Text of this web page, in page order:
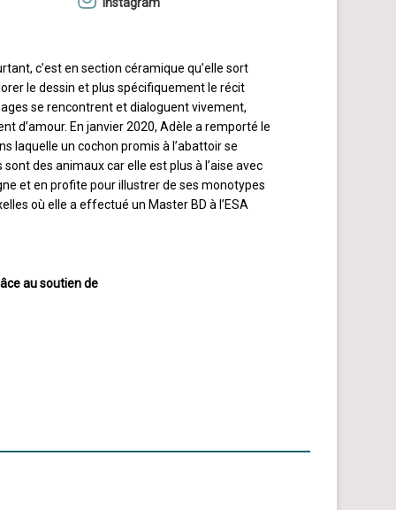
Instagram
c’est en section céramique qu’elle sort
le dessin et plus spécifiquement le récit
se rencontrent et dialoguent vivement,
d’amour. En janvier 2020, Adèle a remporté le
laquelle un cochon promis à l’abattoir se
des animaux car elle est plus à l’aise avec
et en profite pour illustrer de ses monotypes
où elle a effectué un Master BD à l’ESA
au soutien de